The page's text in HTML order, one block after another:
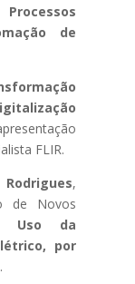
de
FLIR.
Rodrigues,
de Novos
Uso da
por
.